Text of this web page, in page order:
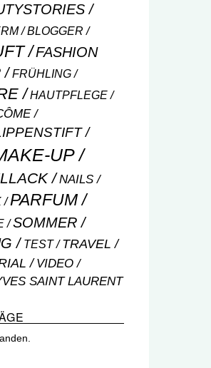
BLOGGER
FASHION
FRÜHLING
HAUTPFLEGE
UP
NAILS
PARFUM
SOMMER
TEST TRAVEL
VIDEO
SAINT LAURENT